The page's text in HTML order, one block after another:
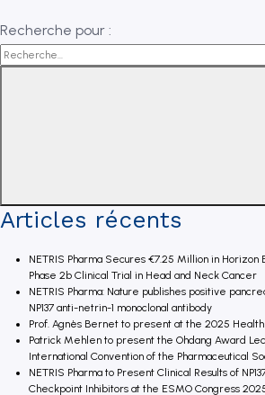
Recherche pour :
Articles récents
NETRIS Pharma Secures €7.25 Million in Horizon
Phase 2b Clinical Trial in Head and Neck Cancer
NETRIS Pharma: Nature publishes positive
NP137 anti-netrin-1 monoclonal antibody
Prof. Agnès Bernet to present at the 2025 Health
Patrick Mehlen to present the Ohdang Award
International Convention of the Pharmaceutical
NETRIS Pharma to Present Clinical Results of
Checkpoint Inhibitors at the ESMO Congress